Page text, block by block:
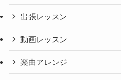
出張レッスン
動画レッスン
楽曲アレンジ